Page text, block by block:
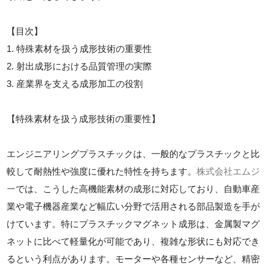
【目次】
1. 特殊素材を扱う成形技術の重要性
2. 射出成形における品質管理の実際
3. 産業界を支える成形加工の役割
【特殊素材を扱う成形技術の重要性】
エンジニアリングプラスチックは、一般的なプラスチックと比
較して耐熱性や強度に優れた特性を持ちます。株式会社エムジ
ーでは、こうした高機能素材の成形に対応しており、自動車産
業や電子機器産業など幅広い分野で活用される部品製造を手が
けています。特にプラスチックマグネット成形は、金属製マグ
ネットに比べて軽量化が可能であり、複雑な形状にも対応でき
るという利点があります。モーターや各種センサーなど、精密